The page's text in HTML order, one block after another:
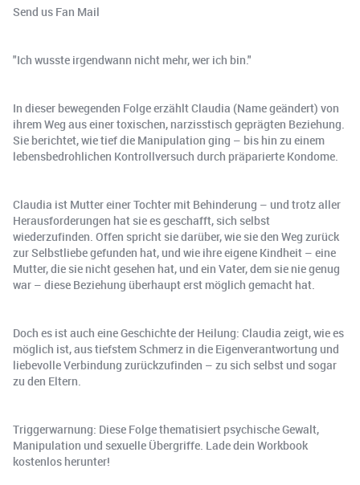
Send us Fan Mail
"Ich wusste irgendwann nicht mehr, wer ich bin."
In dieser bewegenden Folge erzählt Claudia (Name geändert) von
ihrem Weg aus einer toxischen, narzisstisch geprägten Beziehung.
Sie berichtet, wie tief die Manipulation ging – bis hin zu einem
lebensbedrohlichen Kontrollversuch durch präparierte Kondome.
Claudia ist Mutter einer Tochter mit Behinderung – und trotz aller
Herausforderungen hat sie es geschafft, sich selbst
wiederzufinden. Offen spricht sie darüber, wie sie den Weg zurück
zur Selbstliebe gefunden hat, und wie ihre eigene Kindheit – eine
Mutter, die sie nicht gesehen hat, und ein Vater, dem sie nie genug
war – diese Beziehung überhaupt erst möglich gemacht hat.
Doch es ist auch eine Geschichte der Heilung: Claudia zeigt, wie es
möglich ist, aus tiefstem Schmerz in die Eigenverantwortung und
liebevolle Verbindung zurückzufinden – zu sich selbst und sogar
zu den Eltern.
Triggerwarnung: Diese Folge thematisiert psychische Gewalt,
Manipulation und sexuelle Übergriffe. Lade dein Workbook
kostenlos herunter!